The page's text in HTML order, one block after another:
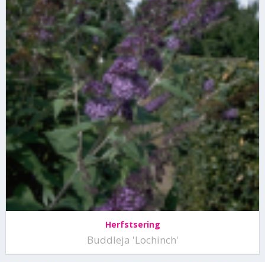
Herfstsering
Buddleja 'Lochinch'